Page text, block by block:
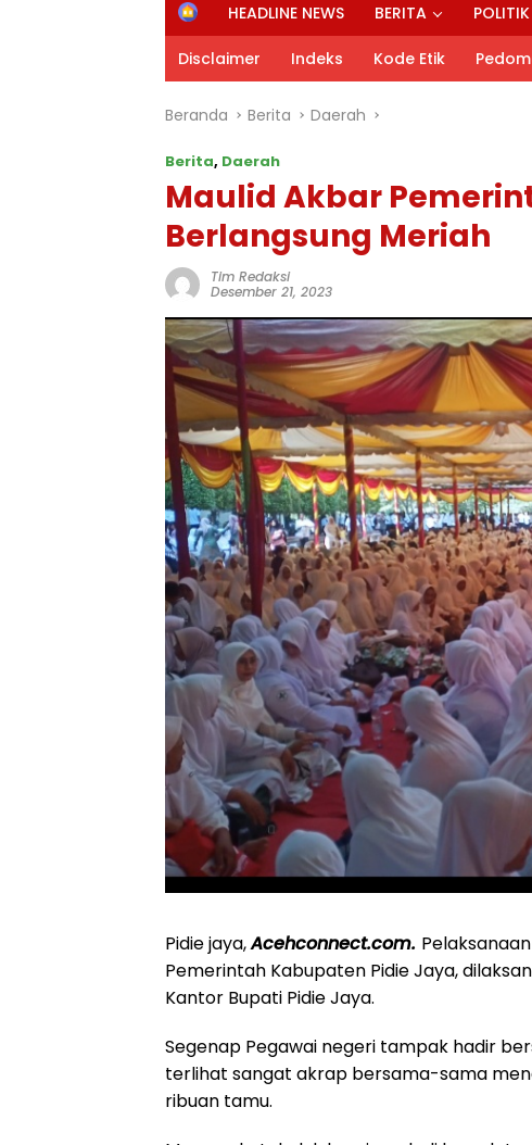
H
o
m
e
HEADLINE NEWS BERITA POLITIK
Disclaimer Indeks Kode Etik
Beranda Berita Daerah
Berita, Daerah
Maulid Akbar
Berlangsung Meriah
Tim Redaksi
Desember 21, 2023
Pidie jaya,Acehconnect.com.
Pemerintah Kabupaten Pidie Jaya,
Kantor Bupati Pidie Jaya.
Segenap Pegawai negeri tampak hadir
terlihat sangat akrap bersama-sama
ribuan tamu.